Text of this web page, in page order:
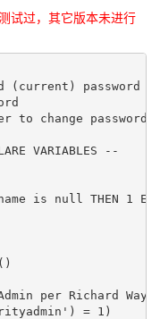
试过，其它版本未进行
(current) password
to change password
VARIABLES --
is null THEN 1
per Richard
= 1)